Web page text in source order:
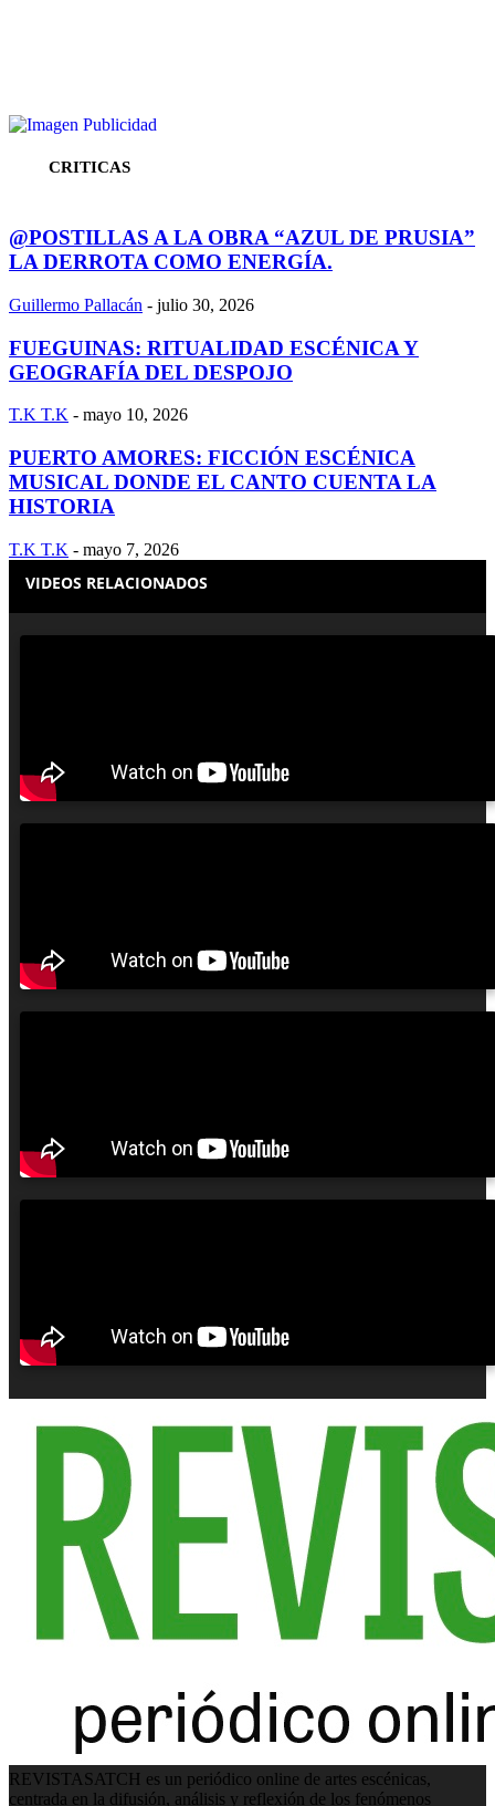
CRITICAS
@POSTILLAS A LA OBRA “AZUL DE PRUSIA”
LA DERROTA COMO ENERGÍA.
Guillermo Pallacán - julio 30, 2026
FUEGUINAS: RITUALIDAD ESCÉNICA Y
GEOGRAFÍA DEL DESPOJO
T.K T.K - mayo 10, 2026
PUERTO AMORES: FICCIÓN ESCÉNICA
MUSICAL DONDE EL CANTO CUENTA LA
HISTORIA
T.K T.K - mayo 7, 2026
VIDEOS RELACIONADOS
REVISTASATCH es un periódico online de artes escénicas,
centrada en la difusión, análisis y reflexión de los fenómenos